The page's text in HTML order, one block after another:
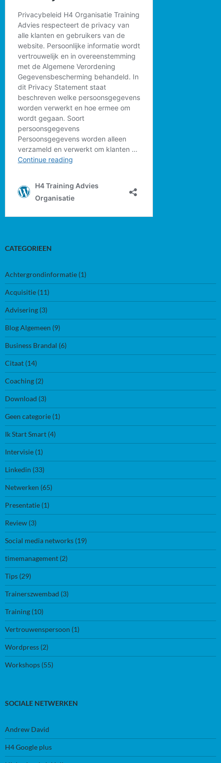
CATEGORIEEN
Achtergrondinformatie (1)
Acquisitie (11)
Advisering (3)
Blog Algemeen (9)
Business Brandal (6)
Citaat (14)
Coaching (2)
Download (3)
Geen categorie (1)
Ik Start Smart (4)
Intervisie (1)
Linkedin (33)
Netwerken (65)
Presentatie (1)
Review (3)
Social media networks (19)
timemanagement (2)
Tips (29)
Trainerszwembad (3)
Training (10)
Vertrouwenspersoon (1)
Wordpress (2)
Workshops (55)
SOCIALE NETWERKEN
Andrew David
H4 Google plus